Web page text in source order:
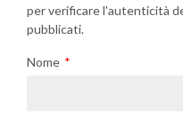
per verificare l'autenticità
pubblicati.
Nome